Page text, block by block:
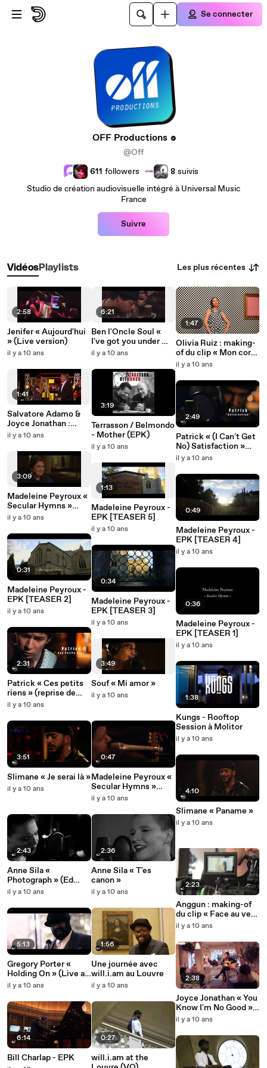
Passer au contenu principal
Se connecter
OFF Productions
@Off
611 followers 8 suivis
Studio de création audiovisuelle intégré à Universal Music
France
Suivre
VidéosPlaylists Les plus récentes
2:58
Jenifer « Aujourd'hui
» (Live version)
il y a 10 ans
1:41
Salvatore Adamo &
Joyce Jonathan :
l'interview "de père à
il y a 10 ans
3:09
Madeleine Peyroux «
Secular Hymns »
[EPK]
il y a 10 ans
0:31
Madeleine Peyroux -
EPK [TEASER 2]
il y a 10 ans
2:31
Patrick « Ces petits
riens » (reprise de
Serge Gainsbourg)
il y a 10 ans
3:51
Slimane « Je serai là »
il y a 10 ans
2:43
Anne Sila «
Photograph » (Ed
Sheeran cover)
il y a 10 ans
5:13
Gregory Porter «
Holding On » (Live at
la Maison de la Radio)
il y a 10 ans
6:14
Bill Charlap - EPK
6:21
Ben l'Oncle Soul «
I've got you under my
skin » (Frank Sinatra
il y a 10 ans
3:19
Terrasson / Belmondo
- Mother (EPK)
il y a 10 ans
1:13
Madeleine Peyroux -
EPK [TEASER 5]
il y a 10 ans
0:34
Madeleine Peyroux -
EPK [TEASER 3]
il y a 10 ans
3:49
Souf « Mi amor »
il y a 10 ans
0:47
Madeleine Peyroux «
Secular Hymns »
[TEASER 1]
il y a 10 ans
2:36
Anne Sila « T'es
canon »
il y a 10 ans
1:56
Une journée avec
will.i.am au Louvre
il y a 10 ans
0:27
will.i.am at the
1:47
Olivia Ruiz : making-
of du clip « Mon corps
mon amour »
il y a 10 ans
2:49
Patrick « (I Can't Get
No) Satisfaction »
(reprise des Rolling
il y a 10 ans
0:49
Madeleine Peyroux -
EPK [TEASER 4]
il y a 10 ans
0:36
Madeleine Peyroux -
EPK [TEASER 1]
il y a 10 ans
1:38
Kungs - Rooftop
Session à Molitor
il y a 10 ans
4:10
Slimane « Paname »
il y a 10 ans
2:23
Anggun : making-of
du clip « Face au vent
»
il y a 10 ans
2:38
Joyce Jonathan « You
Know I'm No Good »
(Amy Winehouse
il y a 10 ans